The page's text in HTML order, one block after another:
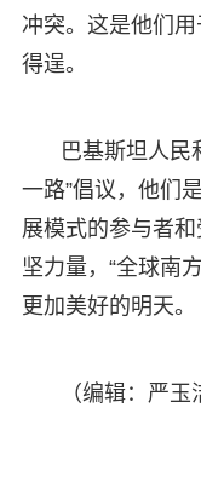
冲突。这是他们
得逞。
巴基斯坦人民
一路”倡议，他们
展模式的参与者
坚力量，“全球南
更加美好的明天。
（编辑：严玉